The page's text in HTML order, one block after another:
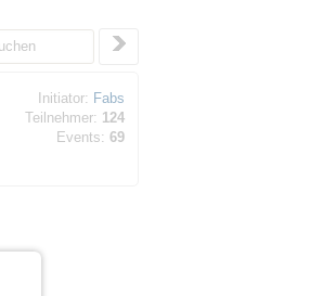
Initiator: Fabs
Teilnehmer: 124
Events: 69